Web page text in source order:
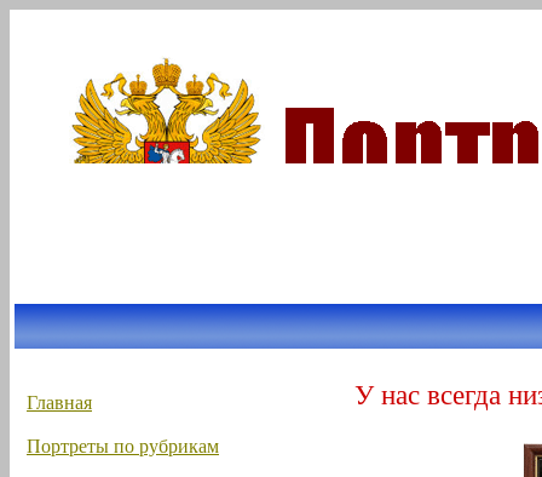
Главная
Портреты по рубрикам
У нас всегда